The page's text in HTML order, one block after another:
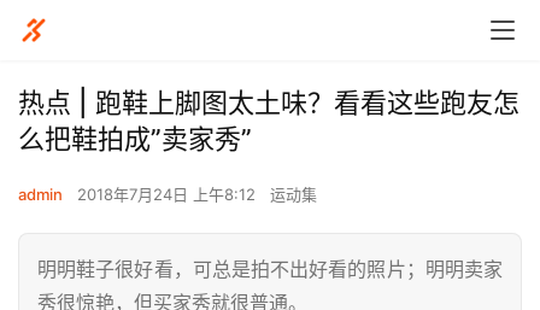
热点 | 跑鞋上脚图太土味？看看这些跑友怎
么把鞋拍成”卖家秀”
admin 2018年7月24日 上午8:12 运动集
明明鞋子很好看，可总是拍不出好看的照片；明明卖家
秀很惊艳，但买家秀就很普通。